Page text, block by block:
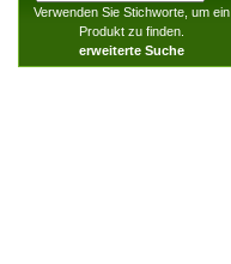
Verwenden Sie Stichworte, um ein
Produkt zu finden.
erweiterte Suche